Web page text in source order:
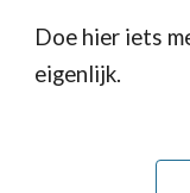
Doe hier iets
eigenlijk.